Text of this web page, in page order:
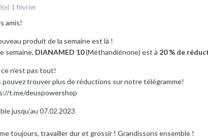
1 février
amis!
produit de la semaine est là !
semaine, DIANAMED 10(Méthandiénone) est à 20 % de
ce n'est pas tout!
pouvez trouver plus de réductions sur notre télégramme!
t.me/deuspowershop
jusqu'au 07.02.2023
toujours, travailler dur et grossir ! Grandissons ensemble !